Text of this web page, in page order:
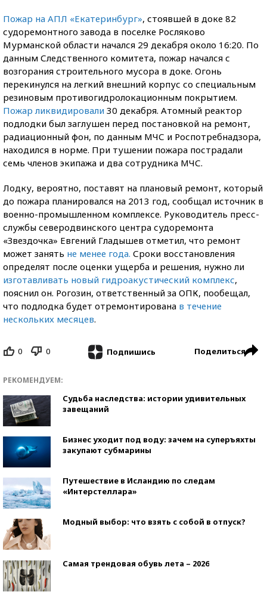
Пожар на АПЛ «Екатеринбург», стоявшей в доке 82
судоремонтного завода в поселке Росляково
Мурманской области начался 29 декабря около 16:20. По
данным Следственного комитета, пожар начался с
возгорания строительного мусора в доке. Огонь
перекинулся на легкий внешний корпус со специальным
резиновым противогидролокационным покрытием.
Пожар ликвидировали 30 декабря. Атомный реактор
подлодки был заглушен перед постановкой на ремонт,
радиационный фон, по данным МЧС и Роспотребнадзора,
находился в норме. При тушении пожара пострадали
семь членов экипажа и два сотрудника МЧС.
Лодку, вероятно, поставят на плановый ремонт, который
до пожара планировался на 2013 год, сообщал источник в
военно-промышленном комплексе. Руководитель пресс-
службы северодвинского центра судоремонта
«Звездочка» Евгений Гладышев отметил, что ремонт
может занять не менее года. Сроки восстановления
определят после оценки ущерба и решения, нужно ли
изготавливать новый гидроакустический комплекс,
пояснил он. Рогозин, ответственный за ОПК, пообещал,
что подлодка будет отремонтирована в течение
нескольких месяцев.
0 0 Подпишись Поделиться
РЕКОМЕНДУЕМ:
Судьба наследства: истории удивительных
завещаний
Бизнес уходит под воду: зачем на суперъяхты
закупают субмарины
Путешествие в Исландию по следам
«Интерстеллара»
Модный выбор: что взять с собой в отпуск?
Самая трендовая обувь лета – 2026